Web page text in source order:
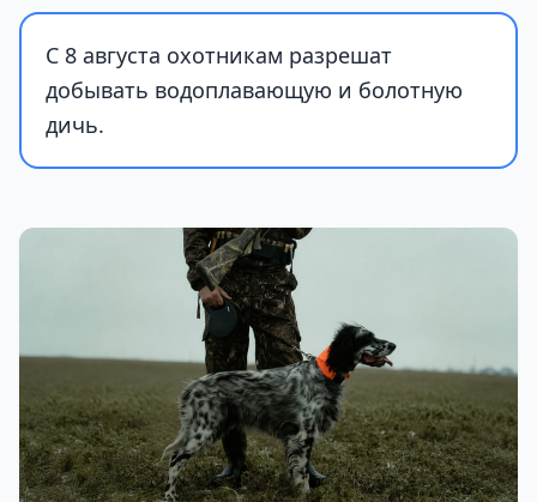
С 8 августа охотникам разрешат
добывать водоплавающую и болотную
дичь.